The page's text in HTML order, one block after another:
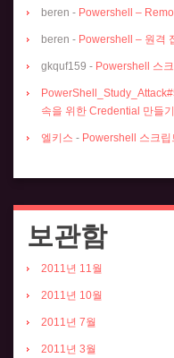
beren - Powershell –
beren - Powershell – 원격
gkquf159 - Powershell 스
속을 위한 Credential 만들기
엘키스 - Powershell 스크립
보관함
2011년 11월
2011년 10월
2011년 7월
2011년 3월